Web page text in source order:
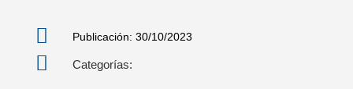
 Publicación: 30/10/2023
 Categorías: